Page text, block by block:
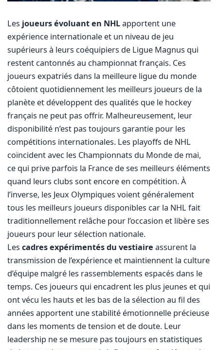
Les joueurs évoluant en NHLapportent une
expérience internationale et un niveau de jeu
supérieurs à leurs coéquipiers de Ligue Magnus qui
restent cantonnés au championnat français. Ces
joueurs expatriés dans la meilleure ligue du monde
côtoient quotidiennement les meilleurs joueurs de la
planète et développent des qualités que le hockey
français ne peut pas offrir. Malheureusement, leur
disponibilité n’est pas toujours garantie pour les
compétitions internationales. Les playoffs de NHL
coïncident avec les Championnats du Monde de mai,
ce qui prive parfois la France de ses meilleurs éléments
quand leurs clubs sont encore en compétition. À
l’inverse, les Jeux Olympiques voient généralement
tous les meilleurs joueurs disponibles car la NHL fait
traditionnellement relâche pour l’occasion et libère ses
joueurs pour leur sélection nationale.
Les cadres expérimentés du vestiaire assurent la
transmission de l’expérience et maintiennent la culture
d’équipe malgré les rassemblements espacés dans le
temps. Ces joueurs qui encadrent les plus jeunes et qui
ont vécu les hauts et les bas de la sélection au fil des
années apportent une stabilité émotionnelle précieuse
dans les moments de tension et de doute. Leur
leadership ne se mesure pas toujours en statistiques